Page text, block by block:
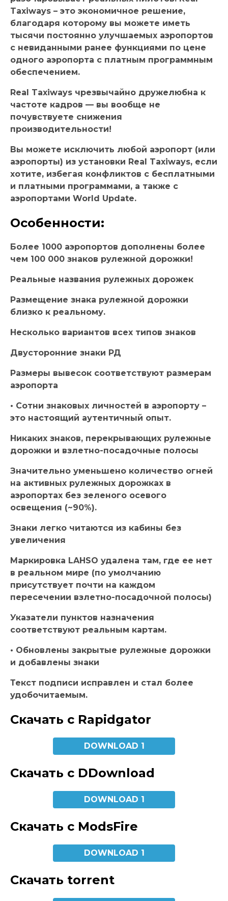
Taxiways – это экономичное решение,
благодаря которому вы можете иметь
тысячи постоянно улучшаемых аэропортов
с невиданными ранее функциями по цене
одного аэропорта с платным программным
обеспечением.
Real Taxiways чрезвычайно дружелюбна к
частоте кадров — вы вообще не
почувствуете снижения
производительности!
Вы можете исключить любой аэропорт (или
аэропорты) из установки Real Taxiways, если
хотите, избегая конфликтов с бесплатными
и платными программами, а также с
аэропортами World Update.
Особенности:
Более 1000 аэропортов дополнены более
чем 100 000 знаков рулежной дорожки!
Реальные названия рулежных дорожек
Размещение знака рулежной дорожки
близко к реальному.
Несколько вариантов всех типов знаков
Двусторонние знаки РД
Размеры вывесок соответствуют размерам
аэропорта
• Сотни знаковых личностей в аэропорту –
это настоящий аутентичный опыт.
Никаких знаков, перекрывающих рулежные
дорожки и взлетно-посадочные полосы
Значительно уменьшено количество огней
на активных рулежных дорожках в
аэропортах без зеленого осевого
освещения (~90%).
Знаки легко читаются из кабины без
увеличения
Маркировка LAHSO удалена там, где ее нет
в реальном мире (по умолчанию
присутствует почти на каждом
пересечении взлетно-посадочной полосы)
Указатели пунктов назначения
соответствуют реальным картам.
• Обновлены закрытые рулежные дорожки
и добавлены знаки
Текст подписи исправлен и стал более
удобочитаемым.
Скачать с Rapidgator
DOWNLOAD 1
Скачать с DDownload
DOWNLOAD 1
Скачать с ModsFire
DOWNLOAD 1
Скачать torrent